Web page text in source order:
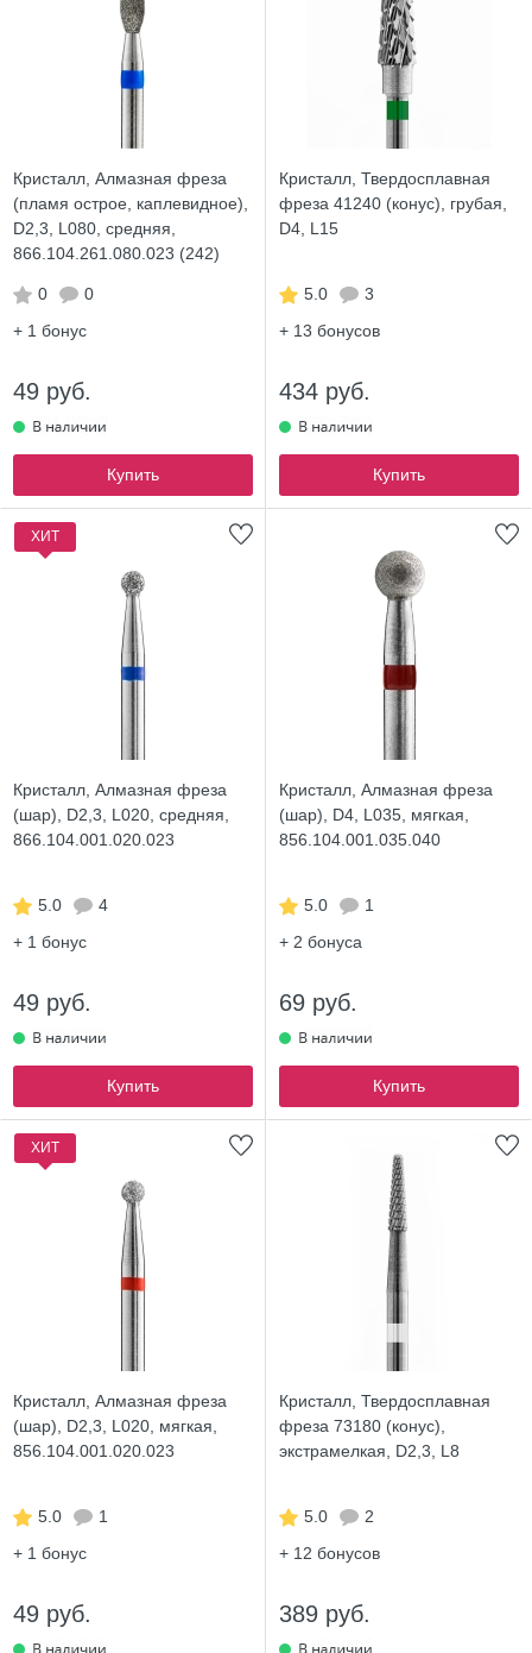
Кристалл, Алмазная фреза
(пламя острое, каплевидное),
D2,3, L080, средняя,
866.104.261.080.023 (242)
0
0
+ 1 бонус
49 руб.
Купить
Кристалл, Твердосплавная
фреза 41240 (конус), грубая,
D4, L15
5.0
3
+ 13 бонусов
434 руб.
Купить
ХИТ
Кристалл, Алмазная фреза
(шар), D2,3, L020, средняя,
866.104.001.020.023
5.0
4
+ 1 бонус
49 руб.
Купить
Кристалл, Алмазная фреза
(шар), D4, L035, мягкая,
856.104.001.035.040
5.0
1
+ 2 бонуса
69 руб.
Купить
ХИТ
Кристалл, Алмазная фреза
(шар), D2,3, L020, мягкая,
856.104.001.020.023
5.0
1
+ 1 бонус
49 руб.
Кристалл, Твердосплавная
фреза 73180 (конус),
экстрамелкая, D2,3, L8
5.0
2
+ 12 бонусов
389 руб.